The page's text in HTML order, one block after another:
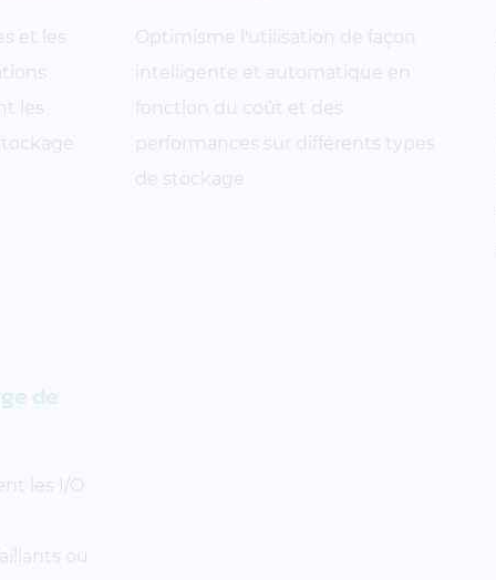
et les
les
Optimisme l'utilisation de façon
intelligente et automatique en
fonction du coût et des
performances sur différents types
de stockage
de
les I/O
ou